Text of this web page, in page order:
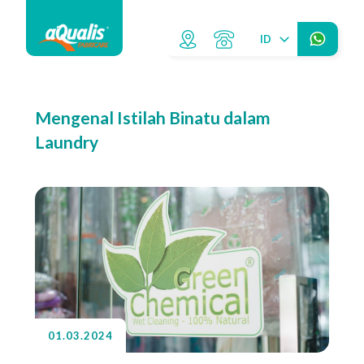
ID
Mengenal Istilah Binatu dalam
Laundry
01.03.2024